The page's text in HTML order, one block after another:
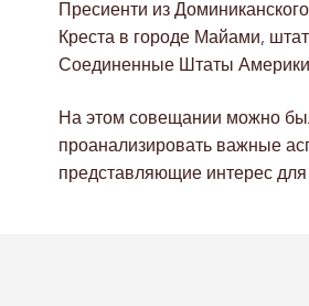
Пресиенти из
Креста в городе Майами,
Соединенные Штаты
На этом совещании можно
проанализировать важные
представляющие интерес для